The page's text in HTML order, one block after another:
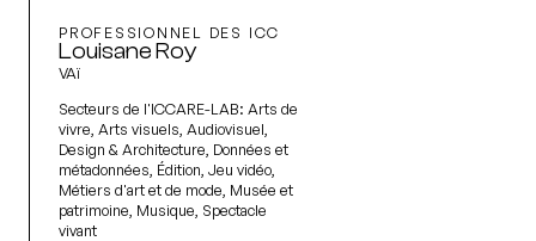
PROFESSIONNEL DES ICC
Louisane Roy
VAï
Secteurs de l'ICCARE-LAB: Arts de
vivre, Arts visuels, Audiovisuel,
Design & Architecture, Données et
métadonnées, Édition, Jeu vidéo,
Métiers d'art et de mode, Musée et
patrimoine, Musique, Spectacle
vivant